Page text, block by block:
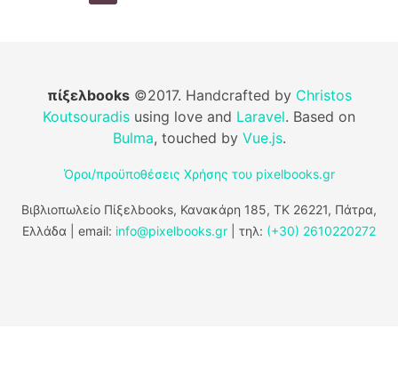
πίξελbooks©2017. Handcrafted by Christos
Koutsouradis using love and Laravel. Based on
Bulma, touched by Vue.js.
Όροι/προϋποθέσεις Χρήσης του pixelbooks.gr
Βιβλιοπωλείο Πίξελbooks, Κανακάρη 185, ΤΚ 26221, Πάτρα,
Ελλάδα | email: info@pixelbooks.gr | τηλ: (+30) 2610220272